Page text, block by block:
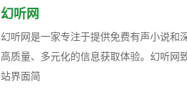
幻听网
幻听网是一家专注于提供免费有声小说和
高质量、多元化的信息获取体验。幻听网
站界面简